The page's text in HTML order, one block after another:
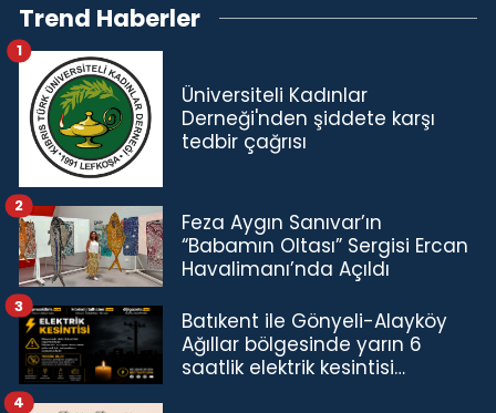
Trend Haberler
Üniversiteli Kadınlar
Derneği'nden şiddete karşı
tedbir çağrısı
1
Feza Aygın Sanıvar’ın
“Babamın Oltası” Sergisi Ercan
Havalimanı’nda Açıldı
2
Batıkent ile Gönyeli-Alayköy
Ağıllar bölgesinde yarın 6
saatlik elektrik kesintisi…
3
4